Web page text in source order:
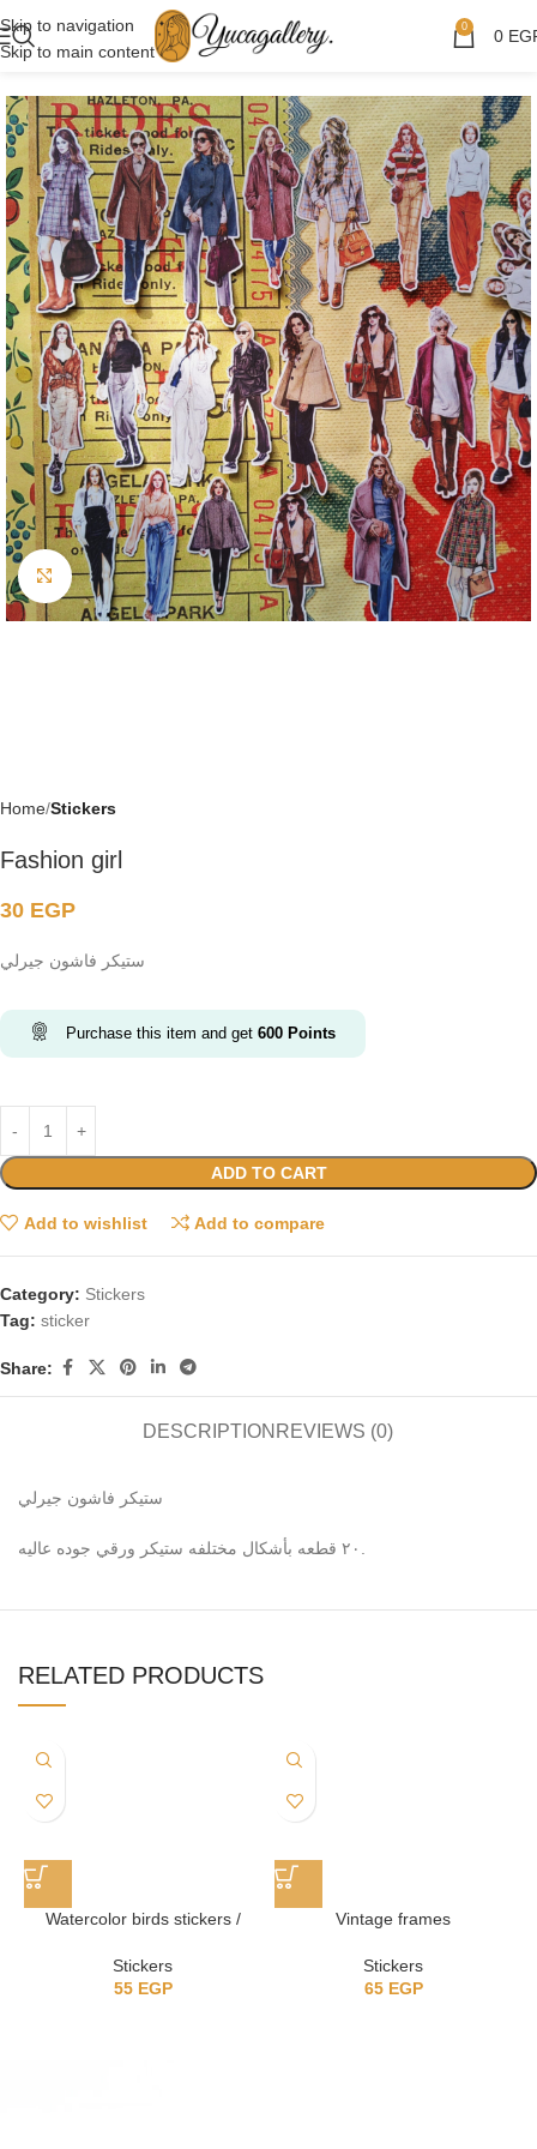
Skip to navigation
Skip to main content
0 0
Click to enlarge
Home Stickers
Fashion girl
30 EGP
ستيكر فاشون جيرلي
Purchase this item and get 600 Points
ADD TO CART
Add to wishlist Add to compare
Category: Stickers
Tag: sticker
Share:
DESCRIPTION REVIEWS (0)
ستيكر فاشون جيرلي
٢٠ قطعه بأشكال مختلفه ستيكر ورقي جوده عاليه.
RELATED PRODUCTS
Watercolor birds stickers /
Stickers
55 EGP
Vintage frames
Stickers
65 EGP